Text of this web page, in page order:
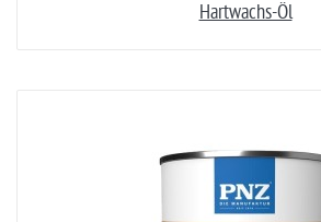
Hartwachs-Öl